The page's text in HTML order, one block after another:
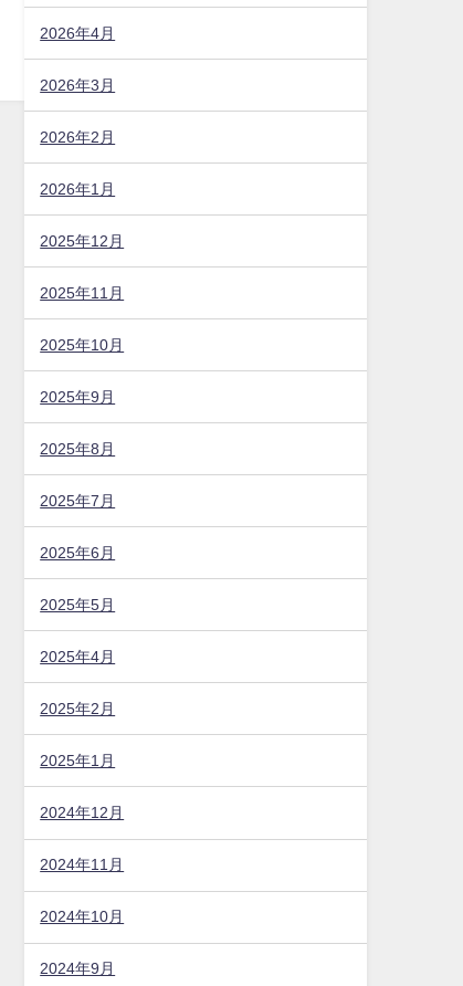
2026年4月
2026年3月
2026年2月
2026年1月
2025年12月
2025年11月
2025年10月
2025年9月
2025年8月
2025年7月
2025年6月
2025年5月
2025年4月
2025年2月
2025年1月
2024年12月
2024年11月
2024年10月
2024年9月